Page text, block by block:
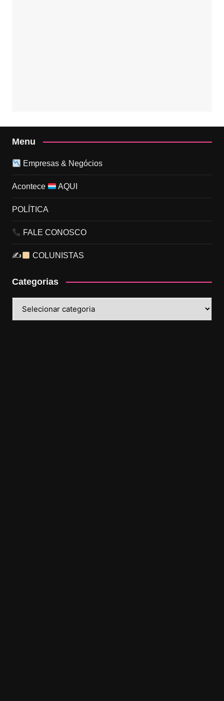
Menu
Empresas & Negócios
Acontece AQUI
POLÍTICA
FALE CONOSCO
✍ COLUNISTAS
Categorias